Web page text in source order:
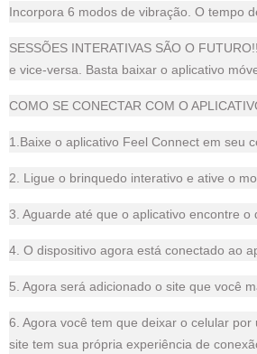
Incorpora 6 modos de vibração. O tempo
SESSÕES INTERATIVAS SÃO O
e vice-versa. Basta baixar o aplicativo
COMO SE CONECTAR COM O
1.Baixe o aplicativo Feel Connect em seu
2. Ligue o brinquedo interativo e ative o
3. Aguarde até que o aplicativo encontre o
4. O dispositivo agora está conectado ao
5. Agora será adicionado o site que você
6. Agora você tem que deixar o celular
site tem sua própria experiência de